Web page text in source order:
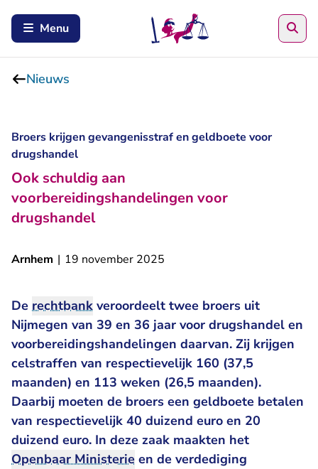
Menu
Nieuws
Broers krijgen gevangenisstraf en geldboete voor
drugshandel
Ook schuldig aan
voorbereidingshandelingen voor
drugshandel
Arnhem | 19 november 2025
De rechtbank veroordeelt twee broers uit
Nijmegen van 39 en 36 jaar voor drugshandel en
voorbereidingshandelingen daarvan. Zij krijgen
celstraffen van respectievelijk 160 (37,5
maanden) en 113 weken (26,5 maanden).
Daarbij moeten de broers een geldboete betalen
van respectievelijk 40 duizend euro en 20
duizend euro. In deze zaak maakten het
Openbaar Ministerie en de verdediging